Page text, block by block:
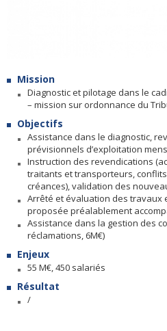
Mission
Diagnostic et pilotage dans le
– mission sur ordonnance du
Objectifs
Assistance dans le diagnostic,
prévisionnels d’exploitation
Instruction des revendications
traitants et transporteurs,
créances), validation des
Arrêté et évaluation des travaux
proposée préalablement
Assistance dans la gestion des
réclamations, 6M€)
Enjeux
55 M€, 450 salariés
Résultat
/